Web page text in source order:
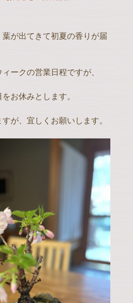
が出てきて初夏の香りが届
ークの営業日程ですが、
お休みとします。
が、宜しくお願いします。